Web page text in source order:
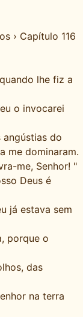
› Capítulo 116
lhe fiz a
o invocarei
do
me dominaram.
me, Senhor! "
Deus é
já estava sem
porque o
das
na terra